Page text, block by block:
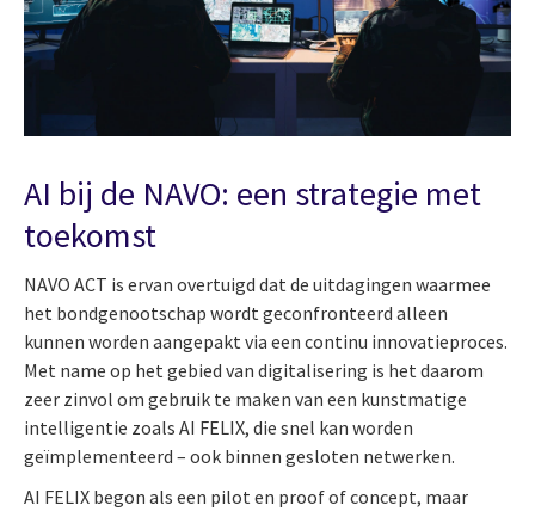
AI bij de NAVO: een strategie met
toekomst
NAVO ACT is ervan overtuigd dat de uitdagingen waarmee
het bondgenootschap wordt geconfronteerd alleen
kunnen worden aangepakt via een continu innovatieproces.
Met name op het gebied van digitalisering is het daarom
zeer zinvol om gebruik te maken van een kunstmatige
intelligentie zoals AI FELIX, die snel kan worden
geïmplementeerd – ook binnen gesloten netwerken.
AI FELIX begon als een pilot en proof of concept, maar